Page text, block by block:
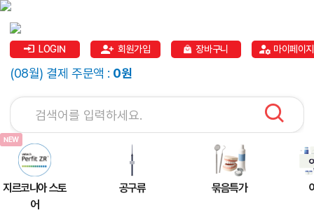
LOGIN 회원가입 장바구니 마이페이지
(08월) 결제 주문액 : 0원
지르코니아 스토
어
공구류 묶음특가